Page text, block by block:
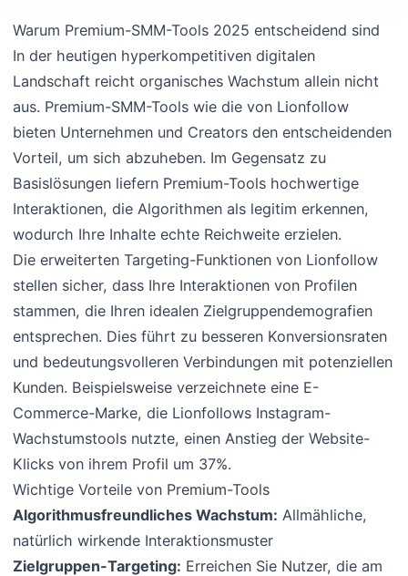
Warum Premium-SMM-Tools 2025 entscheidend sind
In der heutigen hyperkompetitiven digitalen
Landschaft reicht organisches Wachstum allein nicht
aus. Premium-SMM-Tools wie die von Lionfollow
bieten Unternehmen und Creators den entscheidenden
Vorteil, um sich abzuheben. Im Gegensatz zu
Basislösungen liefern Premium-Tools hochwertige
Interaktionen, die Algorithmen als legitim erkennen,
wodurch Ihre Inhalte echte Reichweite erzielen.
Die erweiterten Targeting-Funktionen von Lionfollow
stellen sicher, dass Ihre Interaktionen von Profilen
stammen, die Ihren idealen Zielgruppendemografien
entsprechen. Dies führt zu besseren Konversionsraten
und bedeutungsvolleren Verbindungen mit potenziellen
Kunden. Beispielsweise verzeichnete eine E-
Commerce-Marke, die Lionfollows Instagram-
Wachstumstools nutzte, einen Anstieg der Website-
Klicks von ihrem Profil um 37%.
Wichtige Vorteile von Premium-Tools
Algorithmusfreundliches Wachstum: Allmähliche,
natürlich wirkende Interaktionsmuster
Zielgruppen-Targeting: Erreichen Sie Nutzer, die am